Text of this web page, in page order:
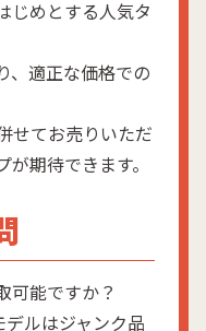
じめとする人気タ
、適正な価格での
せてお売りいただ
期待できます。
可能ですか？
ルはジャンク品